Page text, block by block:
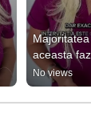
aceasta
No views